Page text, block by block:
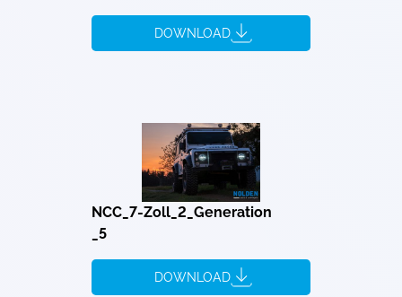
DOWNLOAD
NCC_7-Zoll_2_Generation
_5
DOWNLOAD